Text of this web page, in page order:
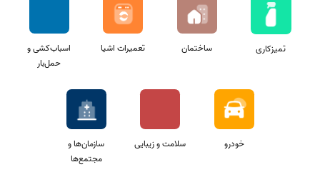
تمیزکاری ساختمان تعمیرات اشیا
اسباب‌کشی و
حمل‌بار
خودرو سلامت و زیبایی
سازمان‌ها و
مجتمع‌ها